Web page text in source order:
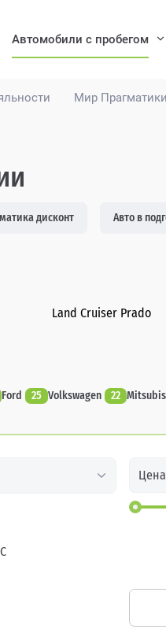
Мир Прагматики
Автомобили с пробегом
дисконт Авто в
Land Cruiser Prado
Ford 25 Volkswagen 22